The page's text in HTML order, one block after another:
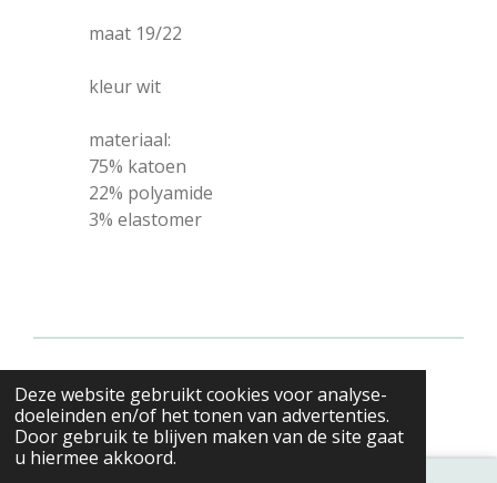
Deze website gebruikt cookies voor analyse-
doeleinden en/of het tonen van advertenties.
Door gebruik te blijven maken van de site gaat
u hiermee akkoord.
maat 19/22
kleur wit
materiaal:
75% katoen
22% polyamide
3% elastomer
© 2022 - 2026 Valenciana's merkkleding
Powered byJouwWeb